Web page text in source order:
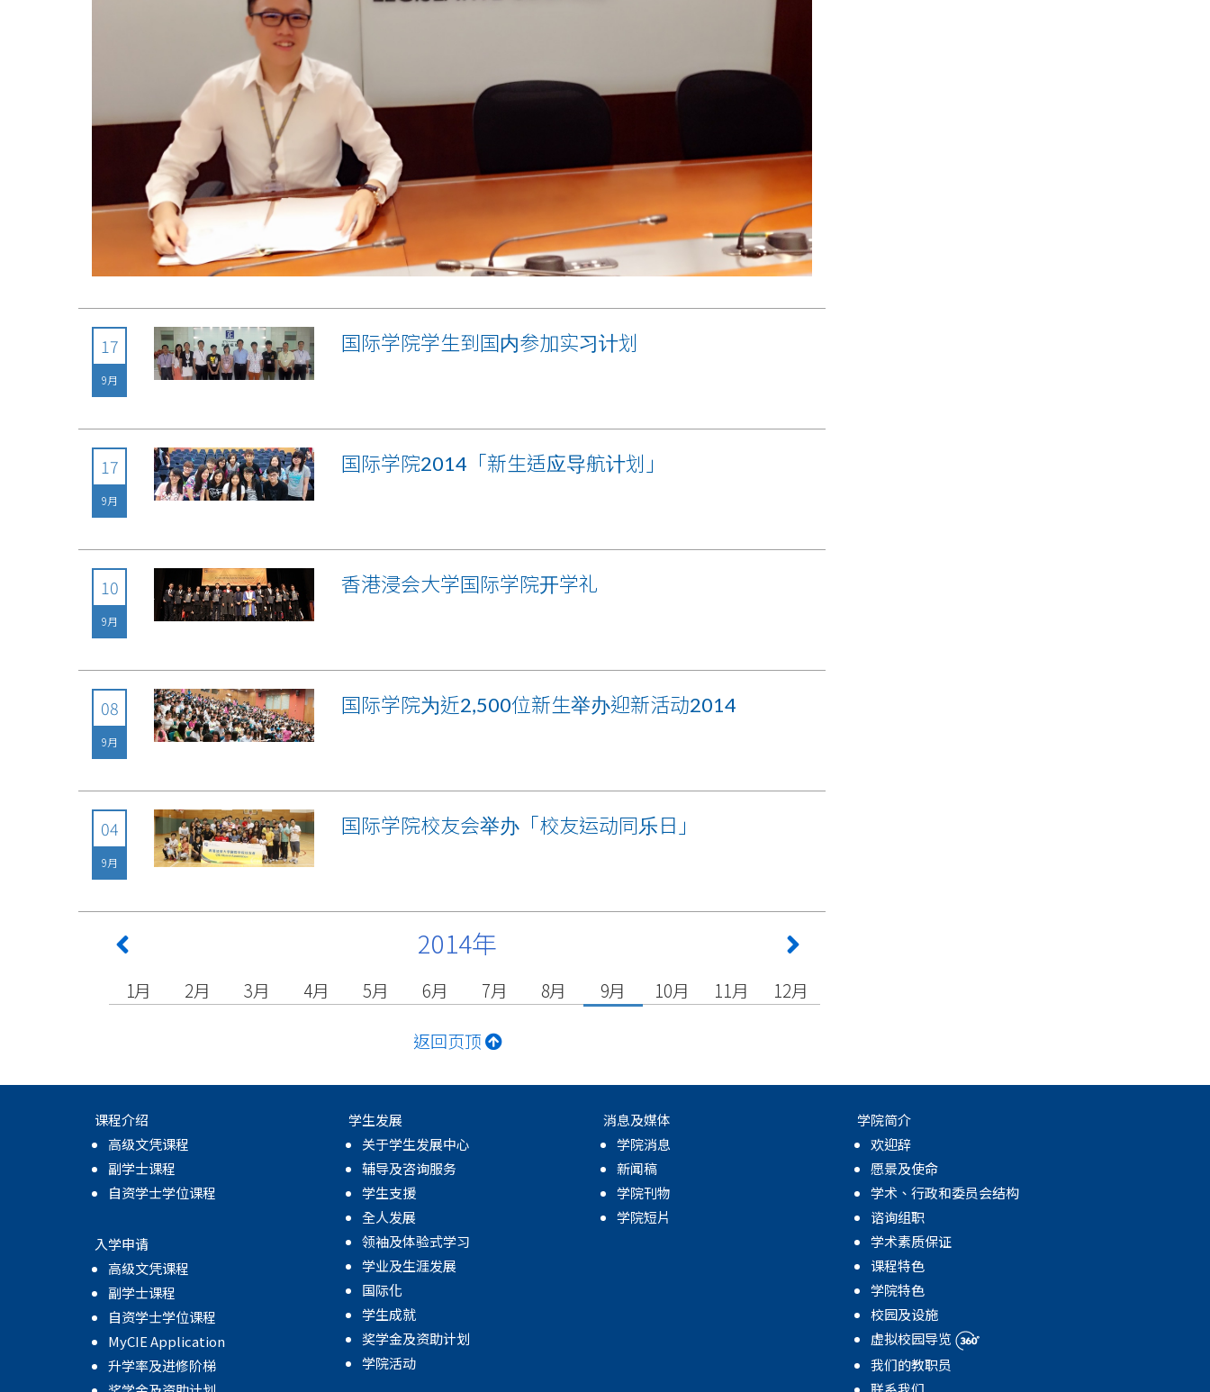
17
9月
国际学院学生到国内参加实习计划
17
9月
国际学院2014「新生适应导航计划」
10
9月
香港浸会大学国际学院开学礼
08
9月
国际学院为近2,500位新生举办迎新活动2014
04
9月
国际学院校友会举办「校友运动同乐日」
2014年
1月 2月 3月 4月 5月 6月 7月 8月 9月 10月 11月 12月
返回页顶
课程介绍
高级文凭课程
副学士课程
自资学士学位课程
入学申请
高级文凭课程
副学士课程
自资学士学位课程
MyCIE Application
升学率及进修阶梯
学生发展
关于学生发展中心
辅导及咨询服务
学生支援
全人发展
领袖及体验式学习
学业及生涯发展
国际化
学生成就
奖学金及资助计划
学院活动
消息及媒体
学院消息
新闻稿
学院刊物
学院短片
学院简介
欢迎辞
愿景及使命
学术、行政和委员会结构
谘询组职
学术素质保证
课程特色
学院特色
校园及设施
虚拟校园导览
我们的教职员